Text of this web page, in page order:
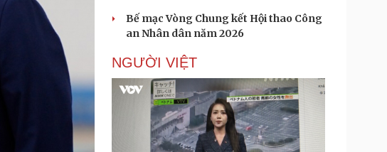
Bế mạc Vòng Chung kết Hội thao Công
an Nhân dân năm 2026
NGƯỜI VIỆT